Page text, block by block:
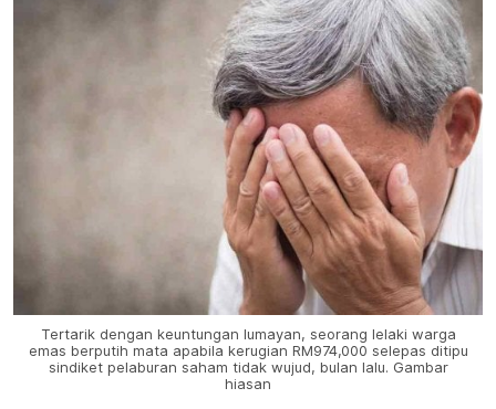
Tertarik dengan keuntungan lumayan, seorang lelaki warga
emas berputih mata apabila kerugian RM974,000 selepas ditipu
sindiket pelaburan saham tidak wujud, bulan lalu. Gambar
hiasan